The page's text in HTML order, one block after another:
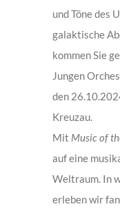
Bild
und Töne des
galaktische
kommen Sie
Jungen
den
Kreuzau.
Mit Music of
auf eine
Weltraum. In
erleben wir